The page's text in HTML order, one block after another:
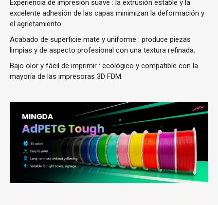
Experiencia de impresión suave : la extrusión estable y la
excelente adhesión de las capas minimizan la deformación y
el agrietamiento.
Acabado de superficie mate y uniforme : produce piezas
limpias y de aspecto profesional con una textura refinada.
Bajo olor y fácil de imprimir : ecológico y compatible con la
mayoría de las impresoras 3D FDM.